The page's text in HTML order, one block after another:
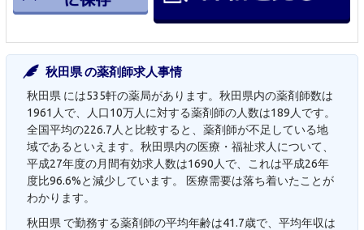
秋田県 の薬剤師求人事情
秋田県 には535軒の薬局があります。秋田県内の薬剤師数は
1961人で、人口10万人に対する薬剤師の人数は189人です。
全国平均の226.7人と比較すると、薬剤師が不足している地
域であるといえます。秋田県内の医療・福祉求人について、
平成27年度の月間有効求人数は1690人で、これは平成26年
度比96.6%と減少しています。 医療需要は落ち着いたことが
わかります。
秋田県 で勤務する薬剤師の平均年齢は41.7歳で、平均年収は